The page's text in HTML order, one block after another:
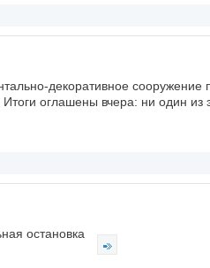
декоративное сооружение
оглашены вчера: ни один из
остановка